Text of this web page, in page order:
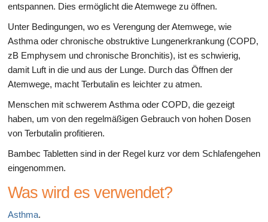
entspannen. Dies ermöglicht die Atemwege zu öffnen.
Unter Bedingungen, wo es Verengung der Atemwege, wie
Asthma oder chronische obstruktive Lungenerkrankung (COPD,
zB Emphysem und chronische Bronchitis), ist es schwierig,
damit Luft in die und aus der Lunge. Durch das Öffnen der
Atemwege, macht Terbutalin es leichter zu atmen.
Menschen mit schwerem Asthma oder COPD, die gezeigt
haben, um von den regelmäßigen Gebrauch von hohen Dosen
von Terbutalin profitieren.
Bambec Tabletten sind in der Regel kurz vor dem Schlafengehen
eingenommen.
Was wird es verwendet?
Asthma.